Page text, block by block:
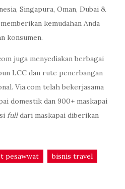
Singapura, Oman, Dubai &
kemudahan Anda
konsumen.
juga menyediakan berbagai
LCC dan rute penerbangan
Via.com telah bekerjasama
domestik dan 900+ maskapai
fulldari maskapai diberikan
pesawwat
bisnis travel